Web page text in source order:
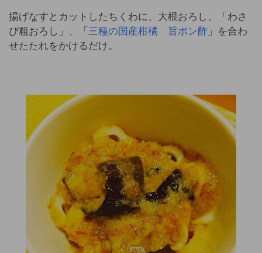
揚げなすとカットしたちくわに、大根おろし、「わさ
び粗おろし」、「 三種の国産柑橘 旨ポン酢 」を合わ
せたたれをかけるだけ。